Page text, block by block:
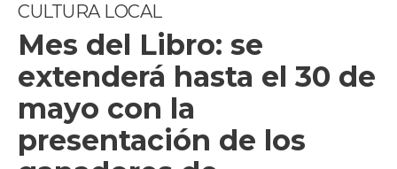
CULTURA LOCAL
Mes del Libro: se
extenderá hasta el 30 de
mayo con la
presentación de los